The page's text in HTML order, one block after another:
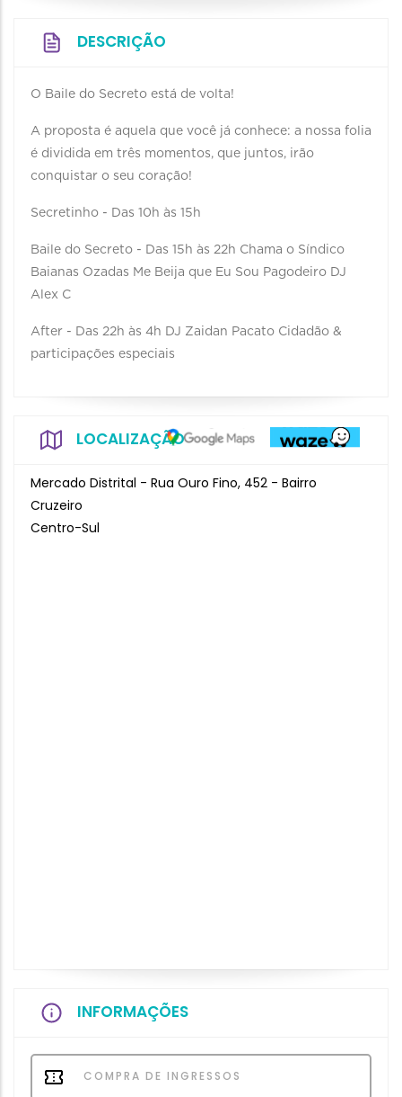
DESCRIÇÃO
O Baile do Secreto está de volta!
A proposta é aquela que você já conhece: a nossa folia
é dividida em três momentos, que juntos, irão
conquistar o seu coração!
Secretinho - Das 10h às 15h
Baile do Secreto - Das 15h às 22h Chama o Síndico
Baianas Ozadas Me Beija que Eu Sou Pagodeiro DJ
Alex C
After - Das 22h às 4h DJ Zaidan Pacato Cidadão &
participações especiais
LOCALIZAÇÃO
Mercado Distrital - Rua Ouro Fino, 452 - Bairro
Cruzeiro
Centro-Sul
INFORMAÇÕES
COMPRA DE INGRESSOS